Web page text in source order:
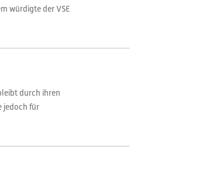
würdigte der VSE
durch ihren
jedoch für